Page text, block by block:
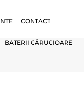
CONTACT
BATERII CĂRUCIOARE